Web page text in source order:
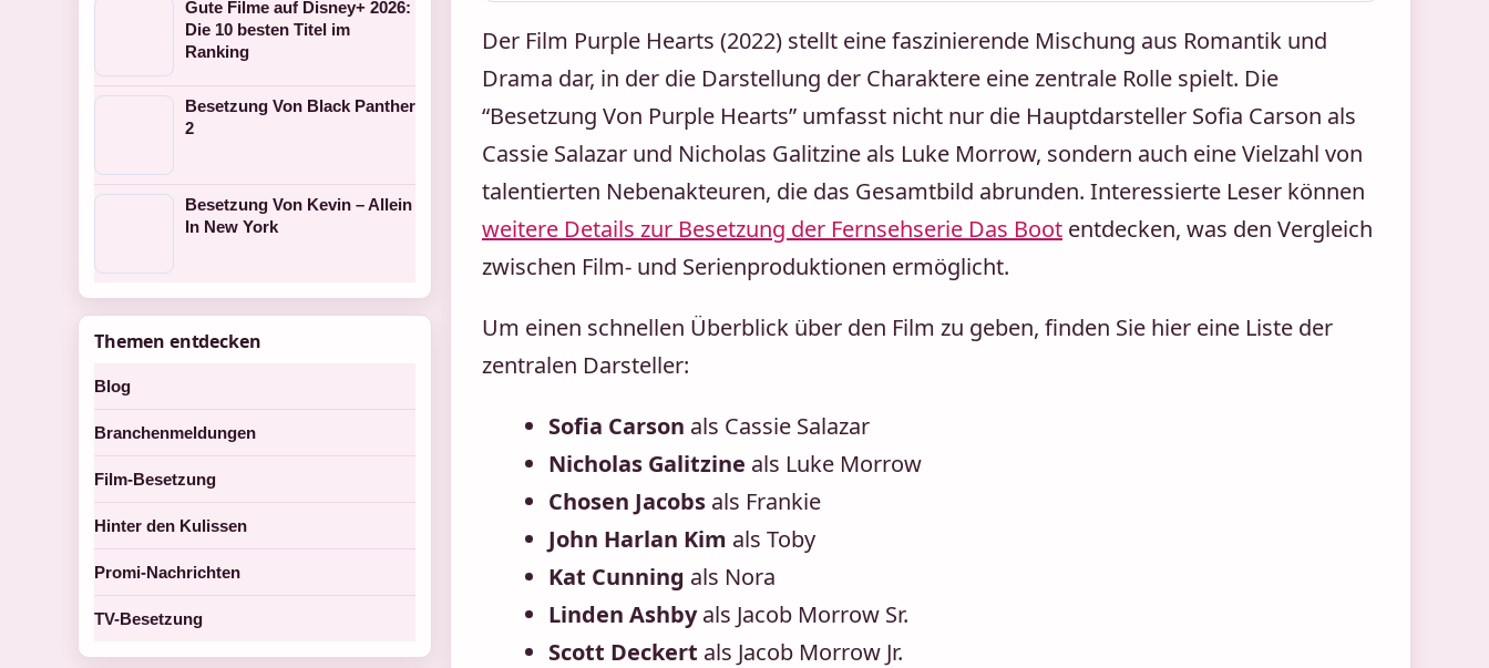
Der Film Purple Hearts (2022) stellt eine faszinierende Mischung aus Romantik und
Drama dar, in der die Darstellung der Charaktere eine zentrale Rolle spielt. Die
“Besetzung Von Purple Hearts” umfasst nicht nur die Hauptdarsteller Sofia Carson als
Cassie Salazar und Nicholas Galitzine als Luke Morrow, sondern auch eine Vielzahl von
talentierten Nebenakteuren, die das Gesamtbild abrunden. Interessierte Leser können
weitere Details zur Besetzung der Fernsehserie Das Boot entdecken, was den Vergleich
zwischen Film- und Serienproduktionen ermöglicht.
Um einen schnellen Überblick über den Film zu geben, finden Sie hier eine Liste der
zentralen Darsteller:
Sofia Carson als Cassie Salazar
Nicholas Galitzine als Luke Morrow
Chosen Jacobs als Frankie
John Harlan Kim als Toby
Kat Cunning als Nora
Linden Ashbyals Jacob Morrow Sr.
Scott Deckert als Jacob Morrow Jr.
Gute Filme auf Disney+ 2026:
Die 10 besten Titel im
Ranking
Besetzung Von Black Panther
2
Besetzung Von Kevin – Allein
In New York
Themen entdecken
Blog
Branchenmeldungen
Film-Besetzung
Hinter den Kulissen
Promi-Nachrichten
TV-Besetzung